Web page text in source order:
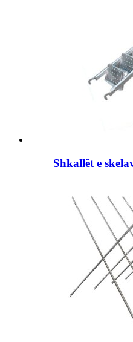
Shkallët e